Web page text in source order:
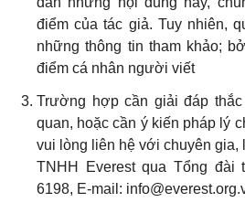
điểm của tác giả. Tuy nhiên,
những thông tin tham khảo;
điểm cá nhân người viết
Trường hợp cần giải đáp
quan, hoặc cần ý kiến pháp lý
vui lòng liên hệ với chuyên gia,
TNHH Everest qua Tổng đài
6198, E-mail: